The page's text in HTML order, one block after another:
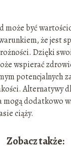
może być
że jest
Dzięki
wspierać
potencjalnych
Alternatywy
mogą dodatkowo
ciąży.
Zobacz także: